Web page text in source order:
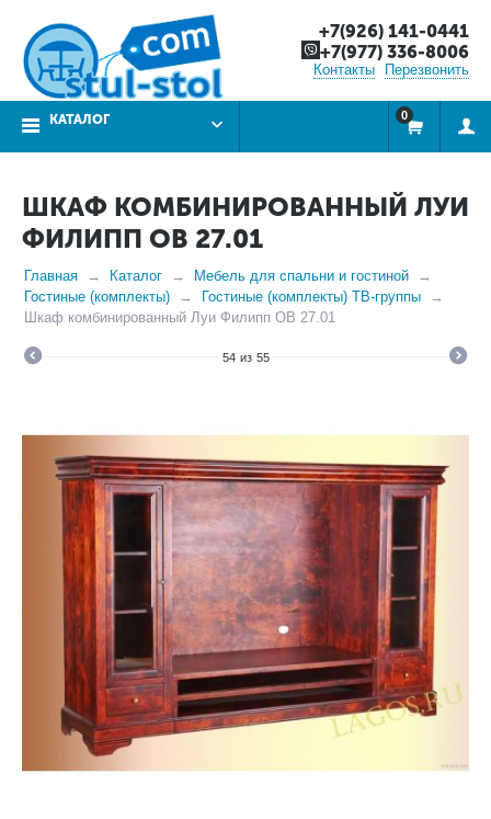
+7(926) 141-0441
+7(977) 336-8006
Контакты Перезвонить
КАТАЛОГ 0
ШКАФ КОМБИНИРОВАННЫЙ ЛУИ
ФИЛИПП ОВ 27.01
Главная Каталог
Мебель для спальни и гостиной
Гостиные (комплекты)
Гостиные (комплекты) ТВ-группы
Шкаф комбинированный Луи Филипп ОВ 27.01
54 из 55